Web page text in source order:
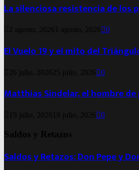
La silenciosa resistencia de los
2 agosto, 2026 1 agosto, 2026 0
El Vuelo 19 y el mito del
26 julio, 2026 25 julio, 2026 0
Matthias Sindelar, el hombre de
19 julio, 2026 18 julio, 2026 0
Saldos y Retazos
Saldos y Retazos: Don Pepe y